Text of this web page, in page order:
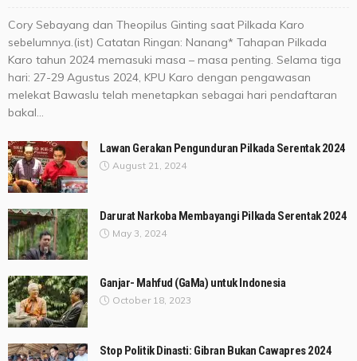
Cory Sebayang dan Theopilus Ginting saat Pilkada Karo
sebelumnya.(ist) Catatan Ringan: Nanang* Tahapan Pilkada
Karo tahun 2024 memasuki masa – masa penting. Selama tiga
hari: 27-29 Agustus 2024, KPU Karo dengan pengawasan
melekat Bawaslu telah menetapkan sebagai hari pendaftaran
bakal...
Lawan Gerakan Pengunduran Pilkada Serentak 2024
August 21, 2024
Darurat Narkoba Membayangi Pilkada Serentak 2024
May 3, 2024
Ganjar- Mahfud (GaMa) untuk Indonesia
October 18, 2023
Stop Politik Dinasti: Gibran Bukan Cawapres 2024